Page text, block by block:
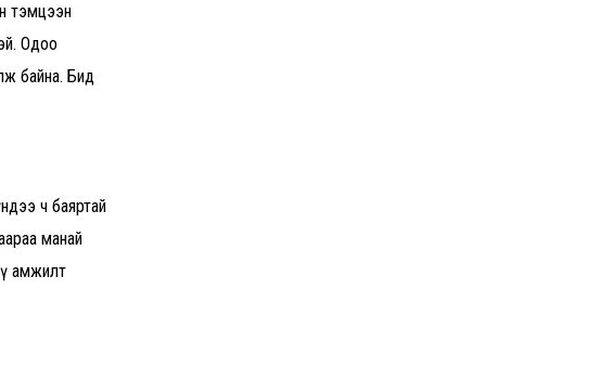
тэмцээн
Одоо
байна. Бид
ч баяртай
манай
амжилт